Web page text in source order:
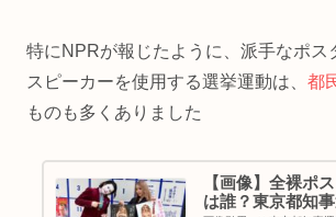
特にNPRが報じたように、派手なポス
スピーカーを使用する選挙運動は、 都
ものも多くありました
【画像】全裸ポ
は誰？東京都知